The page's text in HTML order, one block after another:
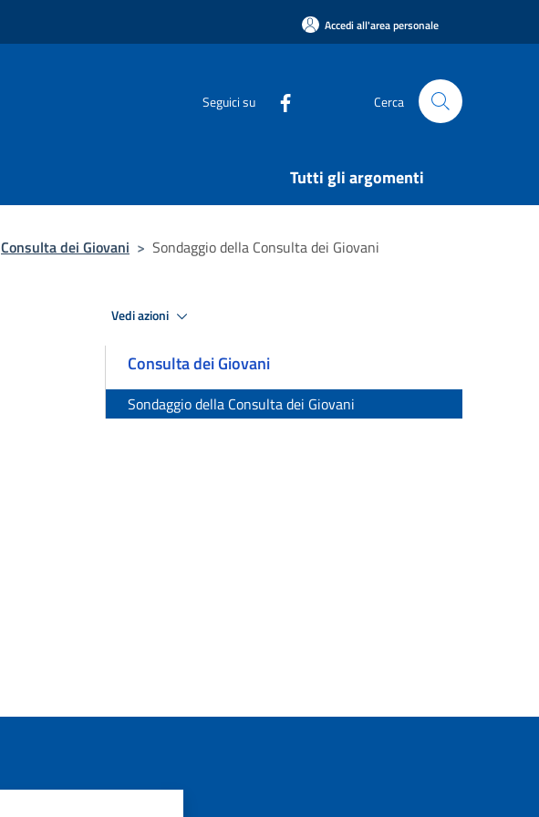
Accedi all'area personale
Seguici su Cerca
Tutti gli argomenti
Consulta dei Giovani > Sondaggio della Consulta dei Giovani
Vedi azioni
Consulta dei Giovani
Sondaggio della Consulta dei Giovani